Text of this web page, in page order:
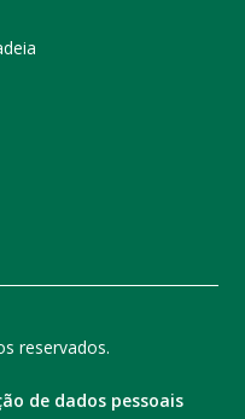
reservados.
de dados pessoais